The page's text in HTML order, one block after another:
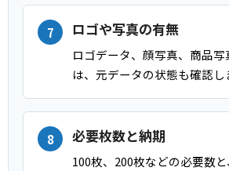
ロゴや写真の有無
ロゴデータ、顔写真、商品
は、元データの状態も確認し
必要枚数と納期
100枚、200枚などの必要数